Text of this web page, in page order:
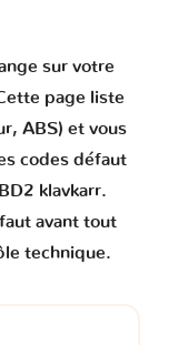
sur votre
page liste
ABS) et vous
codes défaut
klavkarr.
avant tout
technique.